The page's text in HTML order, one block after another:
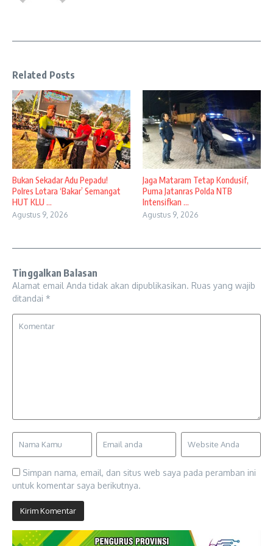
Related Posts
Bukan Sekadar Adu Pepadu!
Polres Lotara ‘Bakar’ Semangat
HUT KLU ...
Agustus 9, 2026
Jaga Mataram Tetap Kondusif,
Puma Jatanras Polda NTB
Intensifkan ...
Agustus 9, 2026
Tinggalkan Balasan
Alamat email Anda tidak akan dipublikasikan. Ruas yang wajib
ditandai *
Simpan nama, email, dan situs web saya pada peramban ini
untuk komentar saya berikutnya.